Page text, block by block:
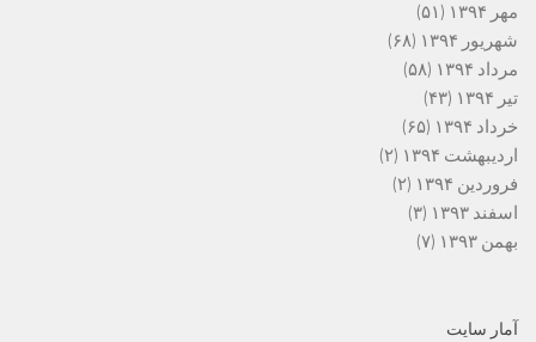
مهر ۱۳۹۴
(۵۱)
شهریور ۱۳۹۴
(۶۸)
مرداد ۱۳۹۴
(۵۸)
تیر ۱۳۹۴
(۴۳)
خرداد ۱۳۹۴
(۶۵)
اردیبهشت ۱۳۹۴
(۲)
فروردین ۱۳۹۴
(۲)
اسفند ۱۳۹۳
(۳)
بهمن ۱۳۹۳
(۷)
آمار سایت